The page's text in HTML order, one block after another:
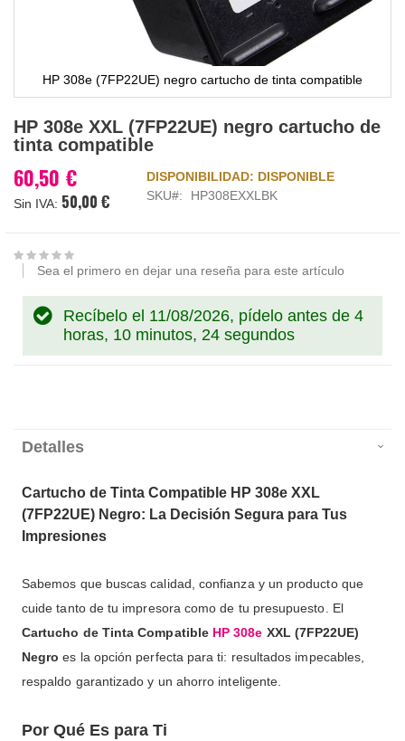
HP 308e (7FP22UE) negro cartucho de tinta compatible
al
comienzo
la
galería
HP 308e XXL (7FP22UE) negro cartucho de
tinta compatible
60,50 €
50,00 €
DISPONIBILIDAD: DISPONIBLE
SKU
HP308EXXLBK
Sea el primero en dejar una reseña para este artículo
Recíbelo el 11/08/2026, pídelo antes de 4
horas, 10 minutos, 23 segundos
Detalles
Cartucho de Tinta Compatible HP 308e XXL
(7FP22UE) Negro: La Decisión Segura para Tus
Impresiones
Sabemos que buscas calidad, confianza y un producto que
cuide tanto de tu impresora como de tu presupuesto. El
Cartucho de Tinta Compatible HP 308e XXL (7FP22UE)
Negro es la opción perfecta para ti: resultados impecables,
respaldo garantizado y un ahorro inteligente.
Por Qué Es para Ti